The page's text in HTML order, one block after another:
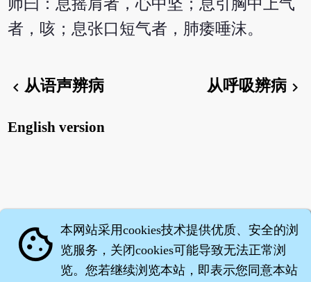
师曰：息摇肩者，心中坚；息引胸中上气
者，咳；息张口短气者，肺痿唾沫。
chevron_left从语声辨病 从呼吸辨病chevron_right
English version
cookie 本网站采用cookies技术提供优质、安全的浏
览服务，关闭cookies可能导致无法正常浏
览。您若继续浏览本站，即表示您同意本站